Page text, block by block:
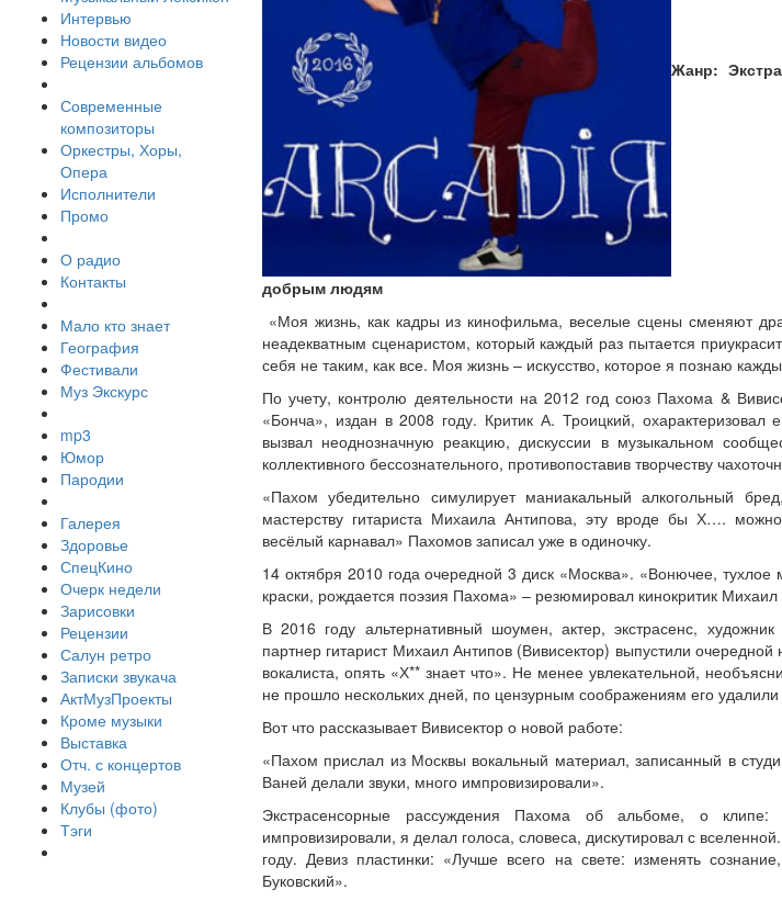
Интервью
Новости видео
Рецензии альбомов
Современные
композиторы
Оркестры, Хоры,
Опера
Исполнители
Промо
О радио
Контакты
Мало кто знает
География
Фестивали
Муз Экскурс
mp3
Юмор
Пародии
Галерея
Здоровье
СпецКино
Очерк недели
Зарисовки
Рецензии
Салун ретро
Записки звукача
АктМузПроекты
Кроме музыки
Выставка
Отч. с концертов
Музей
Клубы (фото)
Тэги
Жанр:
добрым людям
«Моя жизнь, как кадры из кинофильма, веселые сцены сменяют
неадекватным сценаристом, который каждый раз пытается
себя не таким, как все. Моя жизнь – искусство, которое я познаю
По учету, контролю деятельности на 2012 год союз Пахома &
«Бонча», издан в 2008 году. Критик А. Троицкий,
вызвал неоднозначную реакцию, дискуссии в музыкальном
коллективного бессознательного, противопоставив творчеству
«Пахом убедительно симулирует маниакальный алкогольный
мастерству гитариста Михаила Антипова, эту вроде бы Х….
весёлый карнавал» Пахомов записал уже в одиночку.
14 октября 2010 года очередной 3 диск «Москва». «Вонючее, тухлое
краски, рождается поэзия Пахома» – резюмировал кинокритик
В 2016 году альтернативный шоумен, актер, экстрасенс,
партнер гитарист Михаил Антипов (Вивисектор) выпустили
вокалиста, опять «Х** знает что». Не менее увлекательной,
не прошло нескольких дней, по цензурным соображениям его
Вот что рассказывает Вивисектор о новой работе:
«Пахом прислал из Москвы вокальный материал, записанный в
Ваней делали звуки, много импровизировали».
Экстрасенсорные рассуждения Пахома об альбоме, о
импровизировали, я делал голоса, словеса, дискутировал с
году. Девиз пластинки: «Лучше всего на свете: изменять
Буковский».